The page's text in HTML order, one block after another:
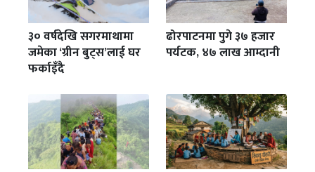
३० वर्षदेखि सगरमाथामा
जमेका ‘ग्रीन बुट्स’लाई घर
फर्काइँदै
ढोरपाटनमा पुगे ३७ हजार
पर्यटक, ४७ लाख आम्दानी